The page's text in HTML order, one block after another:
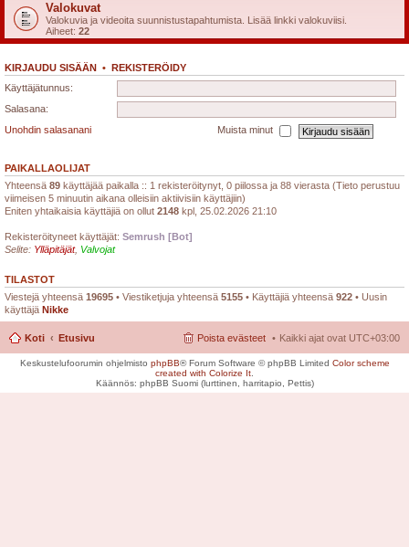
Valokuvat
Valokuvia ja videoita suunnistustapahtumista. Lisää linkki valokuviisi.
Aiheet: 22
KIRJAUDU SISÄÄN • REKISTERÖIDY
Käyttäjätunnus:
Salasana:
Unohdin salasanani
Muista minut
PAIKALLAOLIJAT
Yhteensä 89 käyttäjää paikalla :: 1 rekisteröitynyt, 0 piilossa ja 88 vierasta (Tieto perustuu
viimeisen 5 minuutin aikana olleisiin aktiivisiin käyttäjiin)
Eniten yhtaikaisia käyttäjiä on ollut 2148 kpl, 25.02.2026 21:10
Rekisteröityneet käyttäjät: Semrush [Bot]
Selite: Ylläpitäjät, Valvojat
TILASTOT
Viestejä yhteensä 19695 • Viestiketjuja yhteensä 5155 • Käyttäjiä yhteensä 922 • Uusin
käyttäjä Nikke
Koti Etusivu Kaikki ajat ovat UTC+03:00
Poista evästeet
Keskustelufoorumin ohjelmisto phpBB® Forum Software © phpBB Limited Color scheme
created with Colorize It
Käännös: phpBB Suomi (lurttinen, harritapio, Pettis)